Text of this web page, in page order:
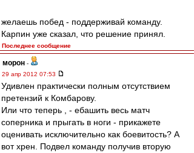
желаешь побед - поддерживай команду.
Карпин уже сказал, что решение принял.
Последнее сообщение
морон -
29 апр 2012 07:53
Удивлен практически полным отсутствием
претензий к Комбарову.
Или что теперь , - ебашить весь матч
соперника и прыгать в ноги - прикажете
оценивать исключительно как боевитость? А
вот хрен. Подвел команду получив вторую